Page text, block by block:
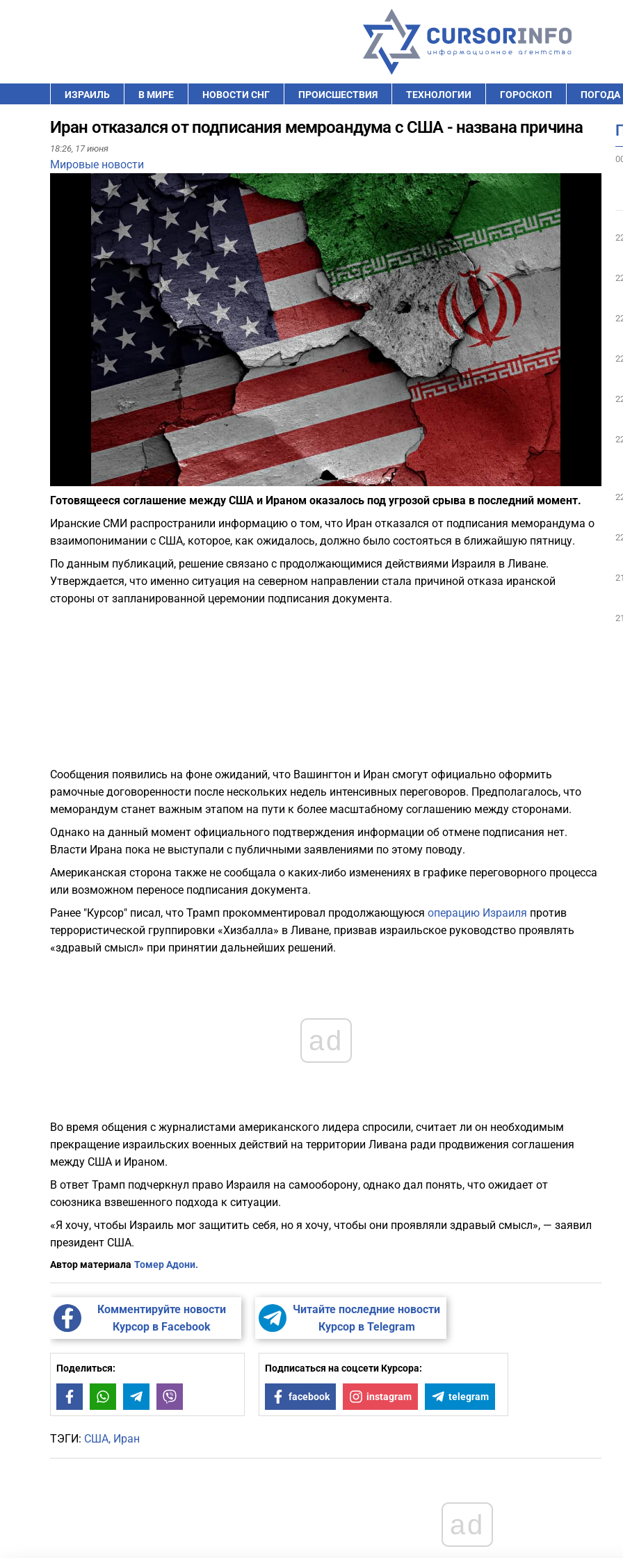
ИЗРАИЛЬ В МИРЕ НОВОСТИ СНГ ПРОИСШЕСТВИЯ ТЕХНОЛОГИИ ГОРОСКОП ПОГОДА
Иран отказался от подписания мемроандума с США - названа причина
18:26, 17 июня
Мировые новости
Play
Фото: Depositphotos
Готовящееся соглашение между США и Ираном оказалось под угрозой срыва в последний момент.
Иранские СМИ распространили информацию о том, что Иран отказался от подписания меморандума о
взаимопонимании с США, которое, как ожидалось, должно было состояться в ближайшую пятницу.
По данным публикаций, решение связано с продолжающимися действиями Израиля в Ливане.
Утверждается, что именно ситуация на северном направлении стала причиной отказа иранской
стороны от запланированной церемонии подписания документа.
Сообщения появились на фоне ожиданий, что Вашингтон и Иран смогут официально оформить
рамочные договоренности после нескольких недель интенсивных переговоров. Предполагалось, что
меморандум станет важным этапом на пути к более масштабному соглашению между сторонами.
Однако на данный момент официального подтверждения информации об отмене подписания нет.
Власти Ирана пока не выступали с публичными заявлениями по этому поводу.
Американская сторона также не сообщала о каких-либо изменениях в графике переговорного процесса
или возможном переносе подписания документа.
Ранее "Курсор" писал, что Трамп прокомментировал продолжающуюся операцию Израиля против
террористической группировки «Хизбалла» в Ливане, призвав израильское руководство проявлять
«здравый смысл» при принятии дальнейших решений.
ad
Во время общения с журналистами американского лидера спросили, считает ли он необходимым
прекращение израильских военных действий на территории Ливана ради продвижения соглашения
между США и Ираном.
В ответ Трамп подчеркнул право Израиля на самооборону, однако дал понять, что ожидает от
союзника взвешенного подхода к ситуации.
«Я хочу, чтобы Израиль мог защитить себя, но я хочу, чтобы они проявляли здравый смысл», — заявил
президент США.
Автор материала Томер Адони.
Комментируйте новости
Курсор в Facebook
Читайте последние новости
Курсор в Telegram
Поделиться:
FacebookWhatsAppTelegram
Подписаться на соцсети Курсора:
facebook instagram telegram
ТЭГИ: США Иран
ad